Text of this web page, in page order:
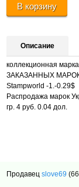
В корзину
Описание
коллекционная
ЗАКАЗАННЫХ
Stampworld -1.-0.29$
Распродажа марок
гр. 4 руб. 0.04 дол.
Продавецslove69